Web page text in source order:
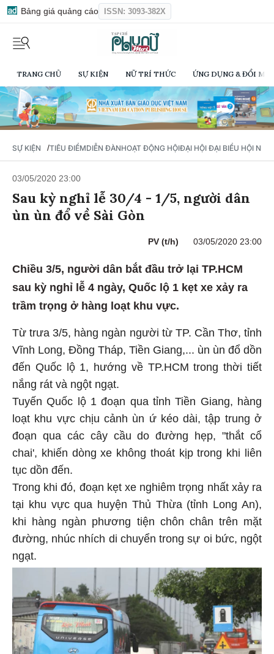
Bảng giá quảng cáo ISSN: 3093-382X
TRANG CHỦ SỰ KIỆN NỮ TRÍ THỨC ỨNG DỤNG & ĐỔI
SỰ KIỆN / TIÊU ĐIỂMDIỄN ĐÀNHOẠT ĐỘNG HỘIĐẠI HỘI ĐẠI BIỂU HỘI NỮ
03/05/2020 23:00
Sau kỳ nghỉ lễ 30/4 - 1/5, người dân
ùn ùn đổ về Sài Gòn
PV (t/h) 03/05/2020 23:00
Chiều 3/5, người dân bắt đầu trở lại TP.HCM
sau kỳ nghỉ lễ 4 ngày, Quốc lộ 1 kẹt xe xảy ra
trầm trọng ở hàng loạt khu vực.
Từ trưa 3/5, hàng ngàn người từ TP. Cần Thơ, tỉnh
Vĩnh Long, Đồng Tháp, Tiền Giang,... ùn ùn đổ dồn
đến Quốc lộ 1, hướng về TP.HCM trong thời tiết
nắng rát và ngột ngạt.
Tuyến Quốc lộ 1 đoạn qua tỉnh Tiền Giang, hàng
loạt khu vực chịu cảnh ùn ứ kéo dài, tập trung ở
đoạn qua các cây cầu do đường hẹp, "thắt cổ
chai', khiến dòng xe không thoát kịp trong khi liên
tục dồn đến.
Trong khi đó, đoạn kẹt xe nghiêm trọng nhất xảy ra
tại khu vực qua huyện Thủ Thừa (tỉnh Long An),
khi hàng ngàn phương tiện chôn chân trên mặt
đường, nhúc nhích di chuyển trong sự oi bức, ngột
ngạt.